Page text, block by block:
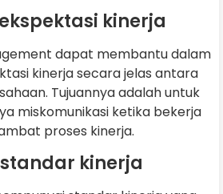
kinerja
dapat membantu dalam
kinerja secara jelas antara
Tujuannya adalah untuk
miskomunikasi ketika bekerja
proses kinerja.
kinerja